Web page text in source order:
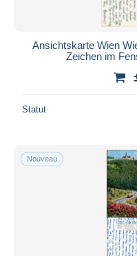
Ansichtskarte Wien
Zeichen im
Statut
Nouveau